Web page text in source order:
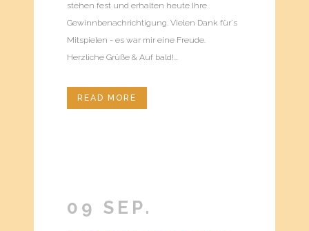
stehen fest und erhalten heute Ihre
Gewinnbenachrichtigung. Vielen Dank für´s
Mitspielen - es war mir eine Freude.
Herzliche Grüße & Auf bald!...
READ MORE
09 SEP.